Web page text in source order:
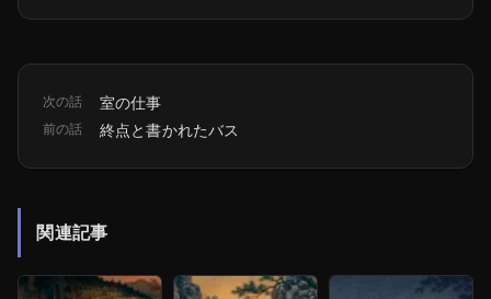
次の話 室の仕事
前の話 終点と書かれたバス
関連記事